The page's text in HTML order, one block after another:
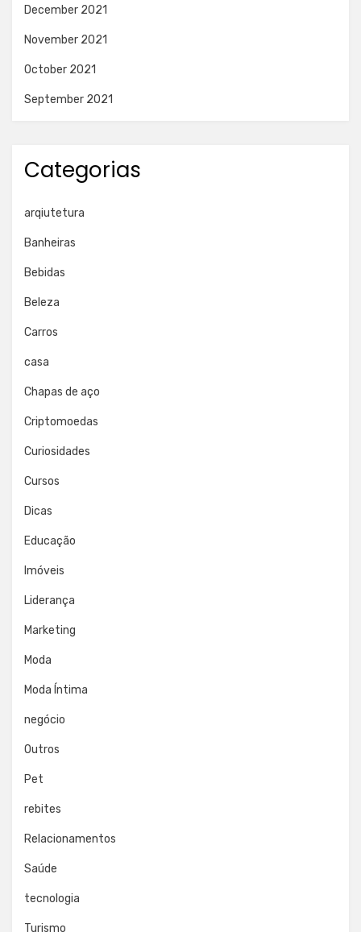
December 2021
November 2021
October 2021
September 2021
Categorias
arqiutetura
Banheiras
Bebidas
Beleza
Carros
casa
Chapas de aço
Criptomoedas
Curiosidades
Cursos
Dicas
Educação
Imóveis
Liderança
Marketing
Moda
Moda Íntima
negócio
Outros
Pet
rebites
Relacionamentos
Saúde
tecnologia
Turismo